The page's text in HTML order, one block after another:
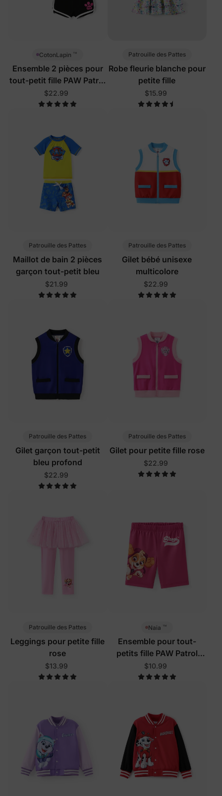
CotonLapin ™
Ensemble 2 pièces pour
tout-petit fille PAW Patrol
blanc
$22.99
Patrouille des Pattes
Robe fleurie blanche pour
petite fille
$15.99
Patrouille des Pattes
Maillot de bain 2 pièces
garçon tout-petit bleu
$21.99
Patrouille des Pattes
Gilet bébé unisexe
multicolore
$22.99
Patrouille des Pattes
Gilet garçon tout-petit
bleu profond
$22.99
Patrouille des Pattes
Gilet pour petite fille rose
$22.99
Patrouille des Pattes
Leggings pour petite fille
rose
$13.99
Naia ™
Ensemble pour tout-
petits fille PAW Patrol
rose poudré
$10.99